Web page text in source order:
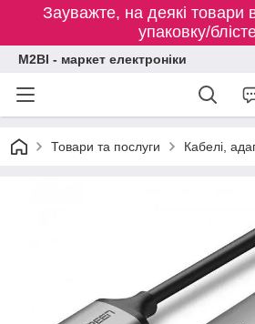
Зауважте, на деякі товари
упаковку/
M2BI - маркет електроніки
Товари та послуги Кабелі,